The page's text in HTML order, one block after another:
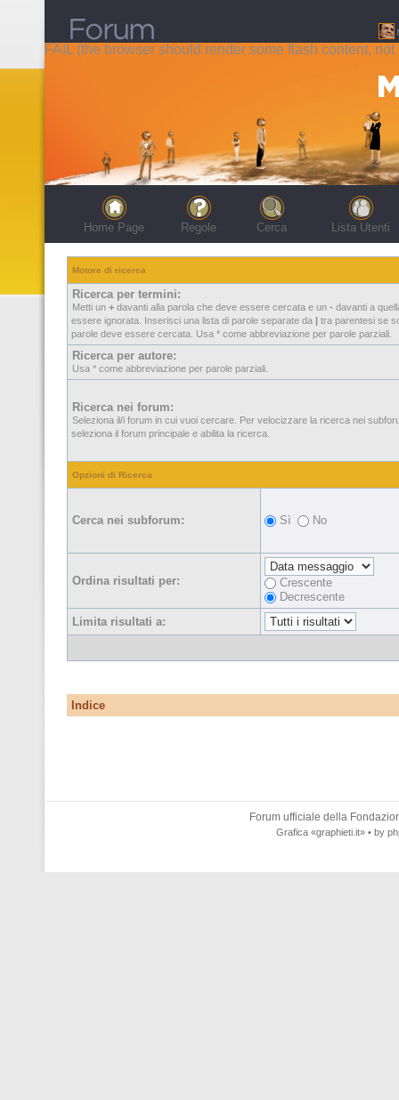
FAIL (the browser should render some flash content, not
Home Page Regole Cerca Lista Utenti
Motore di ricerca
Ricerca per termini:
Metti un + davanti alla parola che deve essere cercata e un - davanti a
essere ignorata. Inserisci una lista di parole separate da | tra parentesi se
parole deve essere cercata. Usa * come abbreviazione per parole parziali.
Ricerca per autore:
Usa * come abbreviazione per parole parziali.
Ricerca nei forum:
Seleziona il/i forum in cui vuoi cercare. Per velocizzare la ricerca nei
seleziona il forum principale e abilita la ricerca.
Opzioni di Ricerca
Cerca nei subforum: Sì No
Ordina risultati per:
Crescente
Decrescente
Limita risultati a:
Indice
Forum ufficiale della
Grafica «graphieti.it» • by